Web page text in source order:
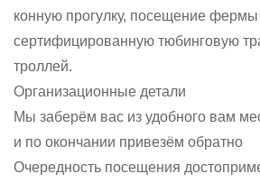
конную прогулку, посещение фермы
сертифицированную тюбинговую
троллей.
Организационные детали
Мы заберём вас из удобного вам
и по окончании привезём обратно
Очередность посещения